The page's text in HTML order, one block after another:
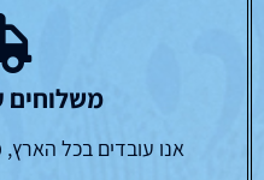
משלוחים
אנו עובדים בכל